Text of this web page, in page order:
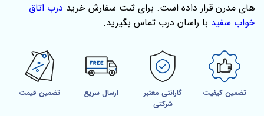
های مدرن قرار داده است. برای ثبت سفارش خرید درب اتاق
خواب سفید با راسان درب تماس بگیرید.
تضمین کیفیت
گارانتی معتبر
شرکتی
ارسال سریع تضمین قیمت